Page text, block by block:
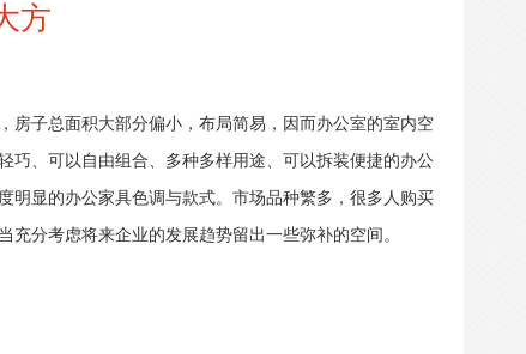
方
房子总面积大部分偏小，布局简易，因而办公室的室内空
巧、可以自由组合、多种多样用途、可以拆装便捷的办公
明显的办公家具色调与款式。市场品种繁多，很多人购买
分考虑将来企业的发展趋势留出一些弥补的空间。